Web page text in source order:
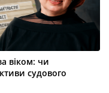
віком: чи
судового